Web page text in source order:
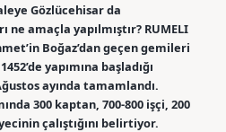
Gözlücehisar da
amaçla yapılmıştır? RUMELI
Boğaz’dan geçen gemileri
yapımına başladığı
ayında tamamlandı.
300 kaptan, 700-800 işçi, 200
çalıştığını belirtiyor.